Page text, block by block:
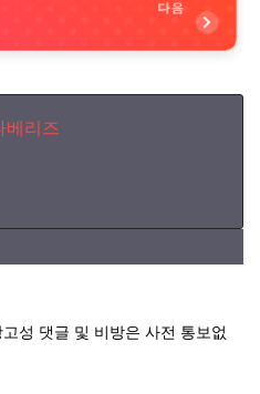
다음
베리즈
성 댓글 및 비방은 사전 통보없